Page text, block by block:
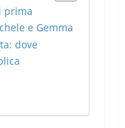
prima
e Gemma
dove